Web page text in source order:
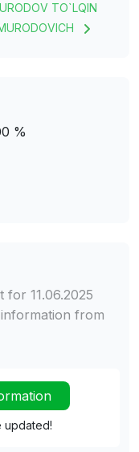
TO`LQIN
%
11.06.2025
from
updated!